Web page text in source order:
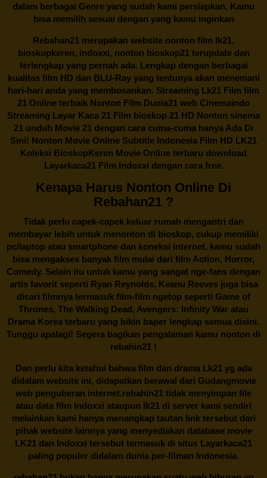
dalam berbagai Genre yang sudah kami persiapkan. Kamu
bisa memilih sesuai dengan yang kamu inginkan
Rebahan21 merupakan website nonton film lk21,
bioskopkeren, indoxxi, nonton bioskop21 terupdate dan
terlengkap yang pernah ada. Lengkap dengan berbagai
kualitas film HD dan BLU-Ray yang tentunya akan menemani
hari-hari anda yang membosankan. Streaming Lk21 Film film
21 Online terbaik Nonton Film Dunia21 web Cinemaindo
Streaming Layar Kaca 21 Film bioskop 21 HD Nonton sinema
21 unduh Movie 21 dengan cara cuma-cuma hanya Ada Di
Sini! Nonton Movie Online Subtitle Indonesia Film HD LK21
Koleksi BioskopKeren Movie Online terbaru download
Layarkaca21 Film Indoxxi dengan cara free.
Kenapa Harus Nonton Online Di
Rebahan21 ?
Tidak perlu capek-capek keluar rumah mengantri dan
membayar lebih untuk menonton di bioskop, cukup memiliki
pc/laptop atau smartphone dan koneksi internet, kamu sudah
bisa mengakses banyak film mulai dari film Action, Horror,
Comedy. Selain itu untuk kamu yang sangat nge-fans dengan
artis favorit seperti Ryan Reynolds, Keanu Reeves juga bisa
dicari filmnya termasuk film-film ngetop seperti Game of
Thrones, The Walking Dead, Avengers: Infinity War atau
Drama Korea terbaru yang bikin baper lengkap semua disini.
Tunggu apalagi! Segera bagikan pengalaman kamu nonton di
rebahin21 !
Dan perlu kita ketahui bahwa film dan dramaLk21yg ada
didalam website ini, didapatkan berawal dari Gudangmovie
web penguberan internet.rebahin21 tidak menyimpan file
atau data film Indoxxi ataupun lk21 di server kami sendiri
melainkan kami hanya menangkap tautan link tersebut dari
pihak website lainnya yang menyediakan database movie
LK21 dan Indoxxi tersebut termasuk di situs Layarkaca21
paling populer didalam dunia per-filman Indonesia.